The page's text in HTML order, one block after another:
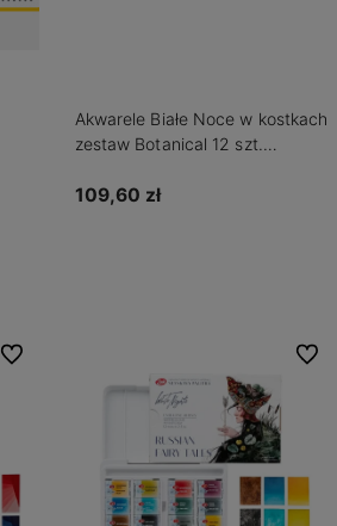
Akwarele Białe Noce w kostkach
zestaw Botanical 12 szt.
109,60 zł
Do ulubionych Do